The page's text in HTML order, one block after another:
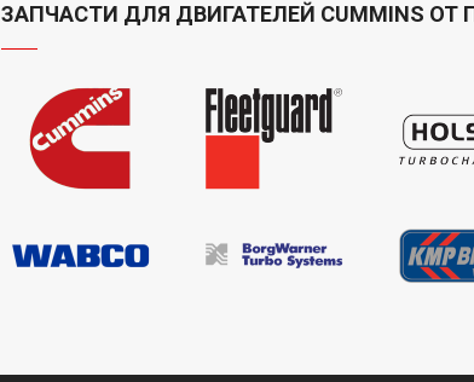
ЗАПЧАСТИ ДЛЯ ДВИГАТЕЛЕЙ CUMMINS